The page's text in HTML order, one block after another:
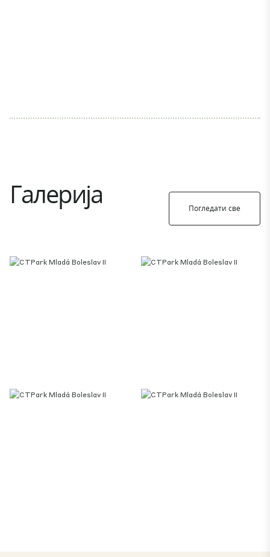
Галерија Погледати све